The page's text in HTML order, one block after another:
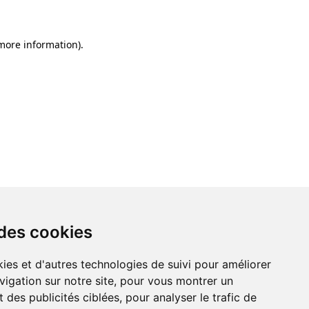
cookies
et d'autres technologies de suivi pour améliorer
sur notre site, pour vous montrer un
des publicités ciblées, pour analyser le trafic de
information).